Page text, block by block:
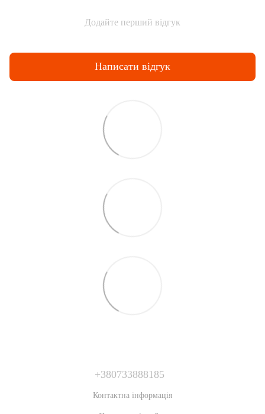
Додайте перший відгук
Написати відгук
+380733888185
Контактна інформація